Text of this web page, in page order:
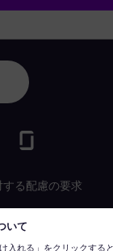
る配慮の要求
グローバルウェブサ